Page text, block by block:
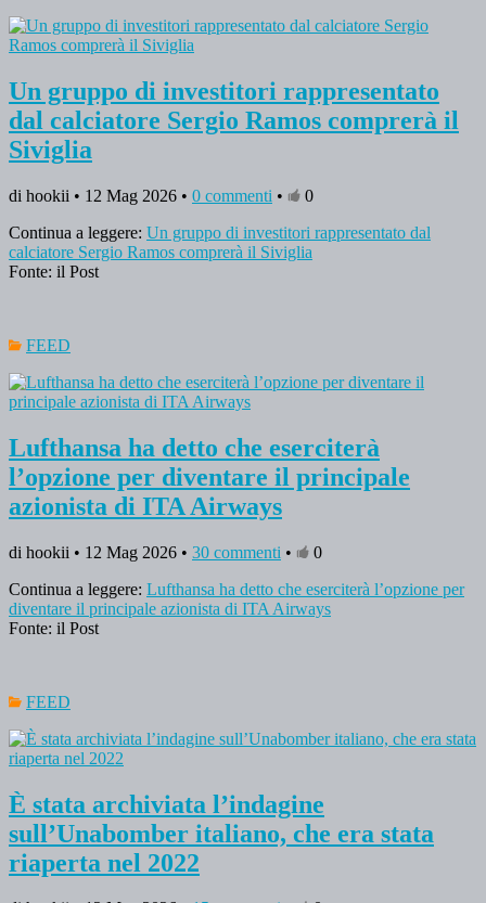
Un gruppo di investitori rappresentato
dal calciatore Sergio Ramos comprerà il
Siviglia
di hookii • 12 Mag 2026 • 0 commenti •
0
Continua a leggere: Un gruppo di investitori rappresentato dal
calciatore Sergio Ramos comprerà il Siviglia
Fonte: il Post
FEED
Lufthansa ha detto che eserciterà
l’opzione per diventare il principale
azionista di ITA Airways
di hookii • 12 Mag 2026 • 30 commenti •
0
Continua a leggere: Lufthansa ha detto che eserciterà l’opzione per
diventare il principale azionista di ITA Airways
Fonte: il Post
FEED
È stata archiviata l’indagine
sull’Unabomber italiano, che era stata
riaperta nel 2022